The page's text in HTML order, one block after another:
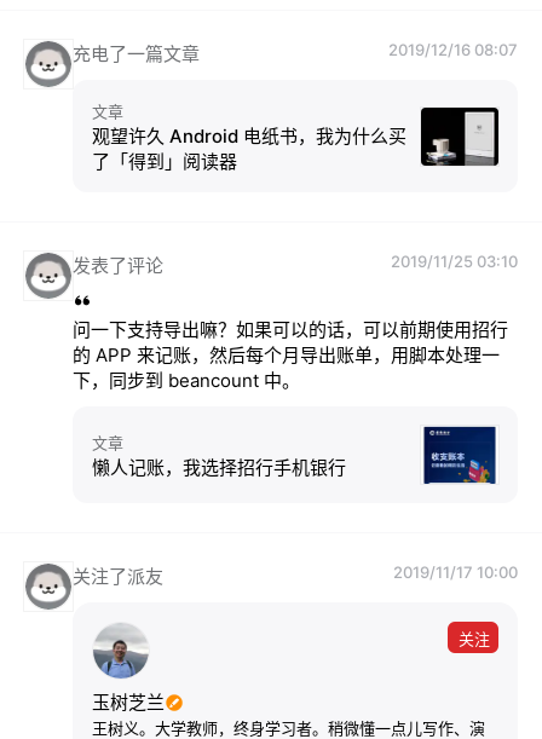
充电了一篇文章 2019/12/16 08:07
文章
观望许久 Android 电纸书，我为什么买
了「得到」阅读器
发表了评论 2019/11/25 03:10
问一下支持导出嘛？如果可以的话，可以前期使用招行
的 APP 来记账，然后每个月导出账单，用脚本处理一
下，同步到 beancount 中。
文章
懒人记账，我选择招行手机银行
关注了派友 2019/11/17 10:00
关注
玉树芝兰
王树义。大学教师，终身学习者。稍微懂一点儿写作、演